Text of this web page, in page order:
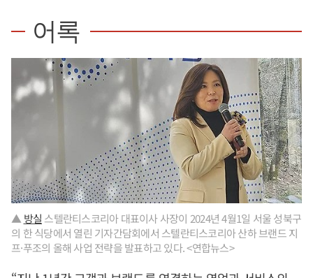
어록
▲ 방실 스텔란티스코리아 대표이사 사장이 2024년 4월1일 서울 성북구
의 한 식당에서 열린 기자간담회에서 스텔란티스코리아 산하 브랜드 지
프·푸조의 올해 사업 전략을 발표하고 있다. <연합뉴스>